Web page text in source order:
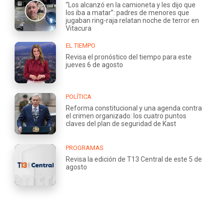
“Los alcanzó en la camioneta y les dijo que
los iba a matar”: padres de menores que
jugaban ring-raja relatan noche de terror en
Vitacura
EL TIEMPO
Revisa el pronóstico del tiempo para este
jueves 6 de agosto
POLÍTICA
Reforma constitucional y una agenda contra
el crimen organizado: los cuatro puntos
claves del plan de seguridad de Kast
PROGRAMAS
Revisa la edición de T13 Central de este 5 de
agosto